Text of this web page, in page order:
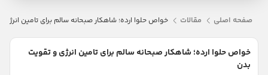
صفحه اصلی مقالات خواص حلوا ارده؛ شاهکار صبحانه سالم برای تامین
خواص حلوا ارده؛ شاهکار صبحانه سالم برای تامین انرژی و تقویت
بدن